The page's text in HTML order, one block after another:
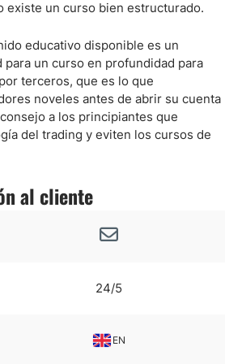
existe un curso bien estructurado.
educativo disponible es un
un curso en profundidad para
terceros, que es lo que
noveles antes de abrir su cuenta
a los principiantes que
del trading y eviten los cursos de
al cliente
24/5
EN